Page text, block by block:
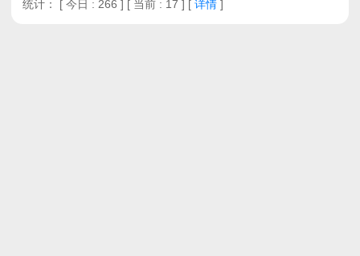
统计： [ 今日 : 266 ] [ 当前 : 17 ] [ 详情 ]